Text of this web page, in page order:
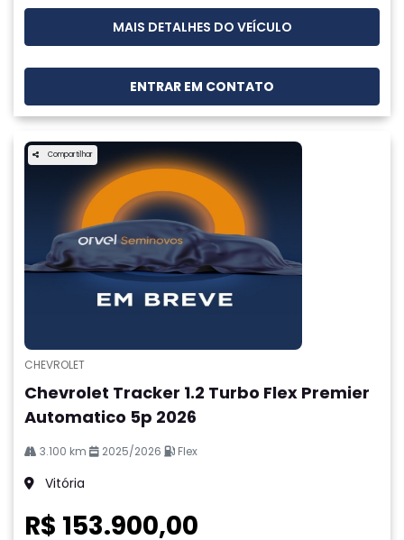
MAIS DETALHES DO VEÍCULO
ENTRAR EM CONTATO
Compartilhar
CHEVROLET
Chevrolet Tracker 1.2 Turbo Flex Premier
Automatico 5p 2026
3.100 km 2025/2026 Flex
Vitória
R$ 153.900,00